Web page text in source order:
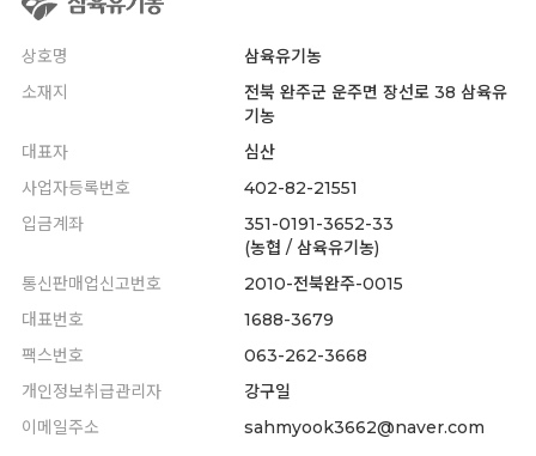
상호명
삼육유기농
소재지
전북 완주군 운주면 장선로 38 삼육유
기농
대표자
심산
사업자등록번호
402-82-21551
입금계좌
351-0191-3652-33
(농협 / 삼육유기농)
통신판매업신고번호
2010-전북완주-0015
대표번호
1688-3679
팩스번호
063-262-3668
개인정보취급관리자
강구일
이메일주소
sahmyook3662@naver.com